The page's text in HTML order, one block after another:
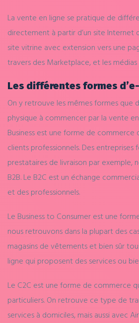
La vente en ligne se pratique de
directement à partir d’un site Internet
site vitrine avec extension vers une
travers des Marketplace, et les médias
Les différentes formes
On y retrouve les mêmes formes que
physique à commencer par la vente en
Business est une forme de commerce
clients professionnels. Des entreprises
prestataires de livraison par exemple,
B2B. Le B2C est un échange
et des professionnels.
Le Business to Consumer est une
nous retrouvons dans la plupart des
magasins de vêtements et bien sûr
ligne qui proposent des services ou
Le C2C est une forme de commerce
particuliers. On retrouve ce type de
services à domiciles, mais aussi avec